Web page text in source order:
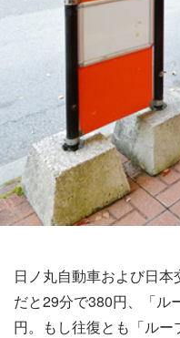
日ノ丸自動車および日
だと29分で380円、「ル
円。もし往復とも「ル